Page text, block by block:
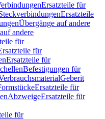
Ersatzteile für
Ersatzteile
Übergänge auf andere
andere
für
für
Ersatzteile für
Befestigungen für
Geberit
Ersatzteile für
AbzweigeErsatzteile für
für